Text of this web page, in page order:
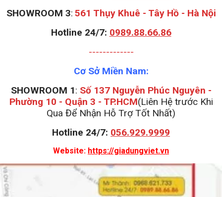
SHOWROOM 3: 561 Thụy Khuê - Tây Hồ - Hà Nội
Hotline 24/7: 0989.88.66.86
-------------
Cơ Sở Miền Nam:
SHOWROOM 1: Số 137 Nguyễn Phúc Nguyên -
Phường 10 - Quận 3 - TP.HCM(Liên Hệ trước Khi
Qua Để Nhận Hỗ Trợ Tốt Nhất)
Hotline 24/7: 056.929.9999
Website: https://giadungviet.vn